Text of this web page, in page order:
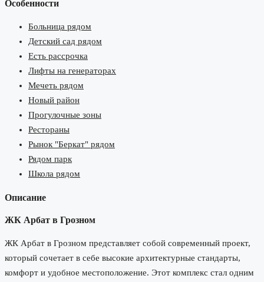
Особенности
Больница рядом
Детский сад рядом
Есть рассрочка
Лифты на генераторах
Мечеть рядом
Новый район
Прогулочные зоны
Рестораны
Рынок "Беркат" рядом
Рядом парк
Школа рядом
Описание
ЖК Арбат в Грозном
ЖК Арбат в Грозном представляет собой современный проект,
который сочетает в себе высокие архитектурные стандарты,
комфорт и удобное местоположение. Этот комплекс стал одним